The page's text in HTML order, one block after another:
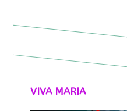
VIVA MARIA